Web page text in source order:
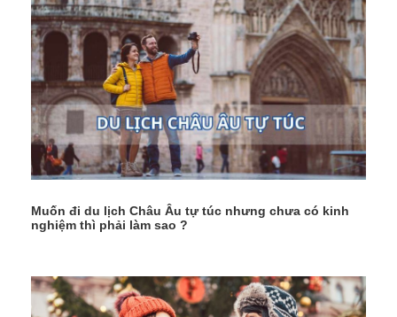
Muốn đi du lịch Châu Âu tự túc nhưng chưa có kinh
nghiệm thì phải làm sao ?